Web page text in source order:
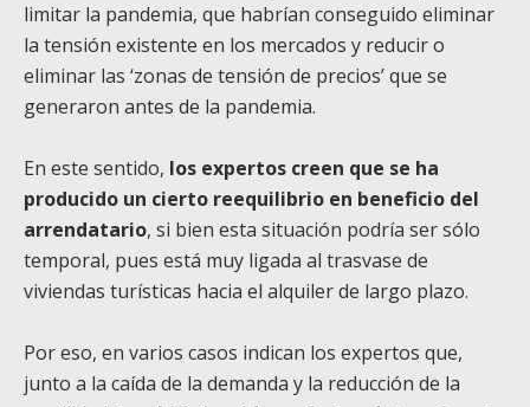
limitar la pandemia, que habrían conseguido eliminar
la tensión existente en los mercados y reducir o
eliminar las ‘zonas de tensión de precios’ que se
generaron antes de la pandemia.
En este sentido, los expertos creen que se ha
producido un cierto reequilibrio en beneficio del
arrendatario, si bien esta situación podría ser sólo
temporal, pues está muy ligada al trasvase de
viviendas turísticas hacia el alquiler de largo plazo.
Por eso, en varios casos indican los expertos que,
junto a la caída de la demanda y la reducción de la